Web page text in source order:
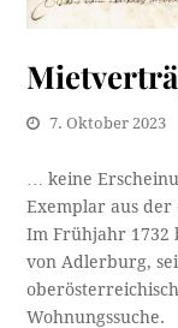
7. Oktober 2023
… keine
Exemplar aus der
Im Frühjahr 1732
von Adlerburg,
Wohnungssuche.